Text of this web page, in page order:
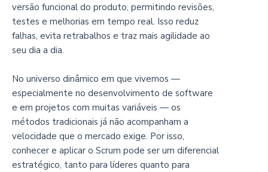
versão funcional do produto, permitindo revisões,
testes e melhorias em tempo real. Isso reduz
falhas, evita retrabalhos e traz mais agilidade ao
seu dia a dia.
No universo dinâmico em que vivemos —
especialmente no desenvolvimento de software
e em projetos com muitas variáveis — os
métodos tradicionais já não acompanham a
velocidade que o mercado exige. Por isso,
conhecer e aplicar o Scrum pode ser um diferencial
estratégico, tanto para líderes quanto para